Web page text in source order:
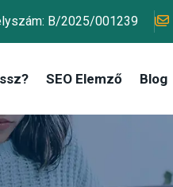
B/2025/001239
SEO Elemző Blog